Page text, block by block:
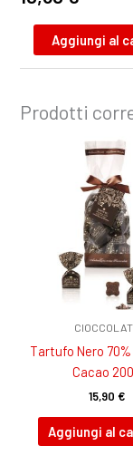
Aggiungi al
Prodotti
Tartufo Nero 70%
Cacao
15,90 €
Aggiungi al